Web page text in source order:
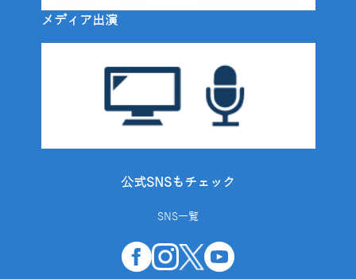
メディア出演
公式SNSもチェック
SNS一覧